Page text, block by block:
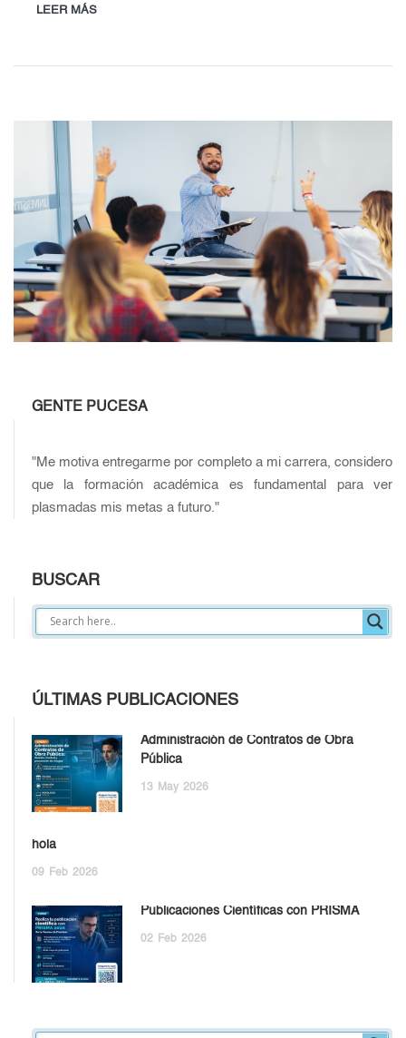
LEER MÁS
GENTE PUCESA
"Me motiva entregarme por completo a mi carrera, considero
que la formación académica es fundamental para ver
plasmadas mis metas a futuro."
BUSCAR
ÚLTIMAS PUBLICACIONES
Administración de Contratos de Obra
Pública
13 May 2026
hola
09 Feb 2026
Publicaciones Científicas con PRISMA
02 Feb 2026